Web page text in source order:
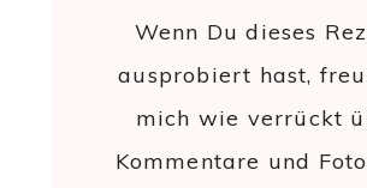
Wenn Du dieses
ausprobiert hast,
mich wie verrückt
Kommentare und